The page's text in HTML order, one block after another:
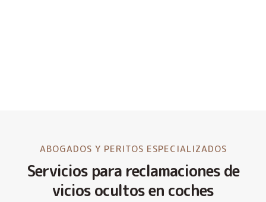
ABOGADOS Y PERITOS ESPECIALIZADOS
Servicios para reclamaciones de
vicios ocultos en coches